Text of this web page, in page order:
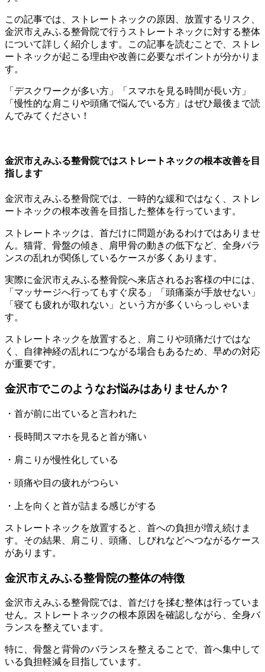
この記事では、ストレートネックの原因、放置するリスク、
金沢市えみふる整骨院で行うストレートネックに対する整体
について詳しく紹介します。この記事を読むことで、ストレ
ートネックが起こる理由や改善に必要なポイントが分かりま
す。
「デスクワークが多い方」「スマホを見る時間が長い方」
「慢性的な肩こりや頭痛で悩んでいる方」はぜひ最後まで読
んでみてください！
金沢市えみふる整骨院ではストレートネックの根本改善を目
指します
金沢市えみふる整骨院では、一時的な緩和ではなく、ストレ
ートネックの根本改善を目指した整体を行っています。
ストレートネックは、首だけに問題があるわけではありませ
ん。猫背、骨盤の傾き、肩甲骨の動きの低下など、全身バラ
ンスの乱れが関係しているケースが多くあります。
実際に金沢市えみふる整骨院へ来店されるお客様の中には、
「マッサージへ行ってもすぐ戻る」「頭痛薬が手放せない」
「寝ても疲れが取れない」という方が多くいらっしゃいま
す。
ストレートネックを放置すると、肩こりや頭痛だけではな
く、自律神経の乱れにつながる場合もあるため、早めの対応
が重要です。
金沢市でこのようなお悩みはありませんか？
・首が前に出ていると言われた
・長時間スマホを見ると首が痛い
・肩こりが慢性化している
・頭痛や目の疲れがつらい
・上を向くと首が詰まる感じがする
ストレートネックを放置すると、首への負担が増え続けま
す。その結果、肩こり、頭痛、しびれなどへつながるケース
があります。
金沢市えみふる整骨院の整体の特徴
金沢市えみふる整骨院では、首だけを揉む整体は行っていま
せん。ストレートネックの根本原因を確認しながら、全身バ
ランスを整えています。
特に、骨盤と背骨のバランスを整えることで、首へ集中して
いる負担軽減を目指しています。